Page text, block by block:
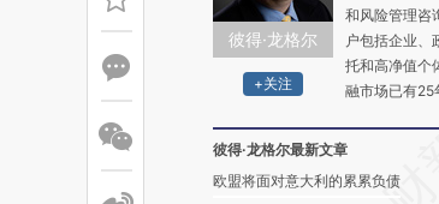
彼得·龙格尔
+关注
和风险管理咨
户包括企业、
托和高净值个
融市场已有25
彼得·龙格尔最新文章
欧盟将面对意大利的累累负债